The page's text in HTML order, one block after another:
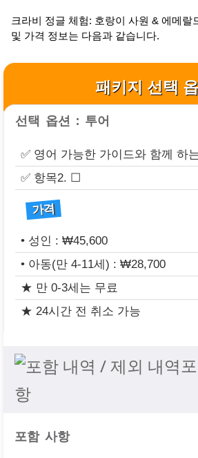
크라비 정글 체험: 호랑이 사원 & 에메랄
및 가격 정보는 다음과 같습니다.
패키지 선택
선택 옵션 : 투어
✅ 영어 가능한 가이드와 함께 하
✅ 항목2. ☐
가격
• 성인 : ₩45,600
• 아동(만 4-11세) : ₩28,700
★ 만 0-3세는 무료
★ 24시간 전 취소 가능
항
포함 사항